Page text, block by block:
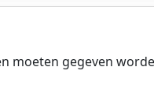
moeten gegeven